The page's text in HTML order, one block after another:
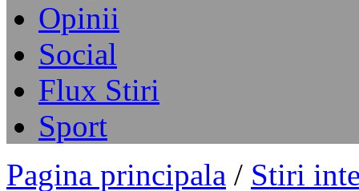
Opinii
Social
Flux Stiri
Sport
Pagina principala / Stiri